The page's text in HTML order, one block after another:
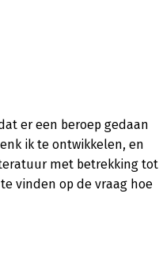
er een beroep gedaan
ik te ontwikkelen, en
met betrekking tot
vinden op de vraag hoe